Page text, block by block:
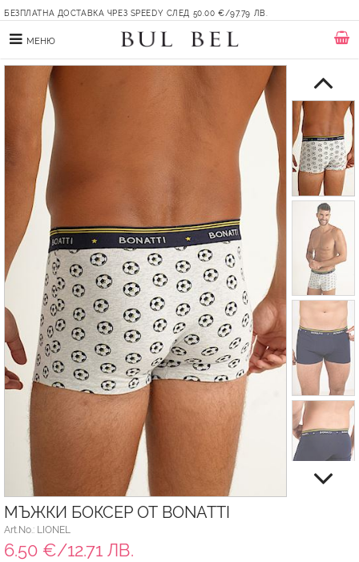
БЕЗПЛАТНА ДОСТАВКА ЧРЕЗ SPEEDY СЛЕД 50.00 €/97.79 ЛВ.
МЕНЮ
МЪЖКИ БОКСЕР ОТ BONATTI
Art.No.: LIONEL
6.50 €/12.71 ЛВ.